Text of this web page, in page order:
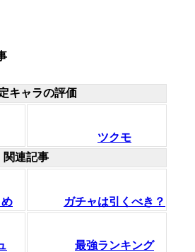
キャラの評価
ツクモ
関連記事
ガチャは引くべき？
最強ランキング